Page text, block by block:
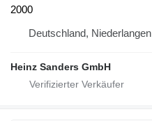
2000
Deutschland, Niederlangen
Heinz Sanders GmbH